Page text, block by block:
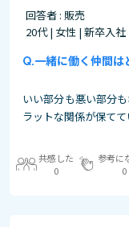
回答者 : 販売
20代 | 女性 | 新卒入
一緒に働く仲間は
いい部分も悪い部分
ラットな関係が保てて
共感した
0
参考に
0